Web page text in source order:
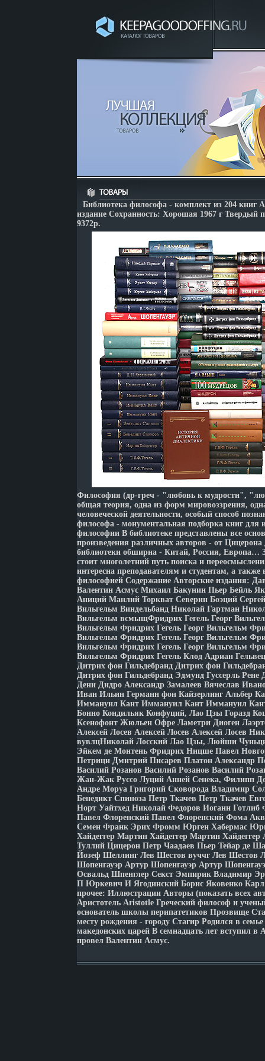
Библиотека философа - комплект из 204 книг
издание Сохранность: Хорошая 1967 г Твердый
9372p.
Философия (др-греч - "любовь к мудрости",
общая теория, одна из форм мировоззрения,
человеческой деятельности, особый способ
философа - монументальная подборка книг для
философии В библиотеке представлены все
произведения различных авторов - от
библиотеки обширна - Китай, Россия, Европа…
стоит многолетний путь поиска и
интересна преподавателям и студентам, а также
философией Содержание Авторские издания:
Валентин Асмус Михаил Бакунин Пьер Бейль
Аниций Манлий Торкват Северин Боэций
Вильгельм Виндельбанд Николай Гартман
Вильгельм всмыщФридрих Гегель Георг
Вильгельм Фридрих Гегель Георг Вильгельм
Вильгельм Фридрих Гегель Георг Вильгельм
Вильгельм Фридрих Гегель Георг Вильгельм
Вильгельм Фридрих Гегель Клод Адриан
Дитрих фон Гильдебранд Дитрих фон
Дитрих фон Гильдебранд Эдмунд Гуссерль
Дени Дидро Александр Замалеев Вячеслав
Иван Ильин Германн фон Кайзерлинг Альбер
Иммануил Кант Иммануил Кант Иммануил
Бонно Кондильяк Конфуций, Лао Цзы Горазд
Ксенофонт Жюльен Офре Ламетри Диоген
Алексей Лосев Алексей Лосев Алексей Лосев
вувлцНиколай Лосский Лао Цзы, Люйши
Эйкем де Монтень Фридрих Ницше Павел
Петрици Дмитрий Писарев Платон Александр
Василий Розанов Василий Розанов Василий
Жан-Жак Руссо Луций Анней Сенека, Филипп
Андре Моруа Григорий Сковорода Владимир
Бенедикт Спиноза Петр Ткачев Петр Ткачев
Норт Уайтхед Николай Федоров Иоганн Готлиб
Павел Флоренский Павел Флоренский Фома
Семен Франк Эрих Фромм Юрген Хабермас
Хайдеггер Мартин Хайдеггер Мартин
Туллий Цицерон Петр Чаадаев Пьер Тейар де
Йозеф Шеллинг Лев Шестов вуччг Лев Шестов
Шопенгауэр Артур Шопенгауэр Артур
Освальд Шпенглер Секст Эмпирик Владимир
П Юркевич И Ягодинский Борис Яковенко Карл
прочее: Иллюстрации Авторы (показать всех
Аристотель Aristotle Греческий философ и
основатель школы перипатетиков Прозвище
месту рождения - городу Стагир Родился в
македонских царей В семнадцать лет вступил в
провел Валентин Асмус.